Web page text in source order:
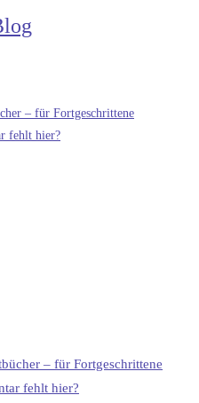
– für Fortgeschrittene
fehlt hier?
– für Fortgeschrittene
fehlt hier?